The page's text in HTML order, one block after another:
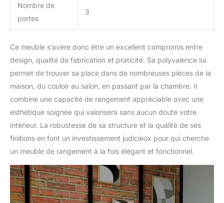
Nombre de
portes
3
Ce meuble s’avère donc être un excellent compromis entre
design, qualité de fabrication et praticité. Sa polyvalence lui
permet de trouver sa place dans de nombreuses pièces de la
maison, du couloir au salon, en passant par la chambre. Il
combine une capacité de rangement appréciable avec une
esthétique soignée qui valorisera sans aucun doute votre
intérieur. La robustesse de sa structure et la qualité de ses
finitions en font un investissement judicieux pour qui cherche
un meuble de rangement à la fois élégant et fonctionnel.